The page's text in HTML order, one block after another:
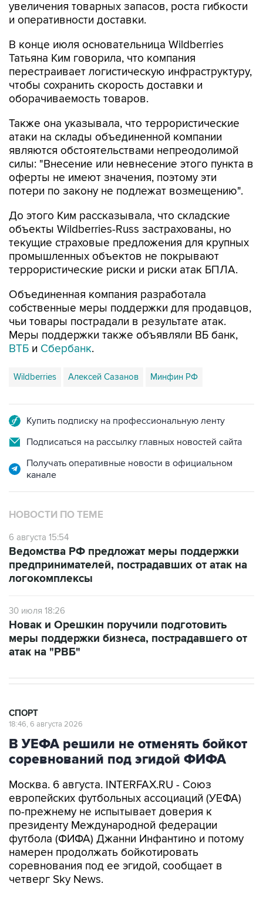
увеличения товарных запасов, роста гибкости
и оперативности доставки.
В конце июля основательница Wildberries
Татьяна Ким говорила, что компания
перестраивает логистическую инфраструктуру,
чтобы сохранить скорость доставки и
оборачиваемость товаров.
Также она указывала, что террористические
атаки на склады объединенной компании
являются обстоятельствами непреодолимой
силы: "Внесение или невнесение этого пункта в
оферты не имеют значения, поэтому эти
потери по закону не подлежат возмещению".
До этого Ким рассказывала, что складские
объекты Wildberries-Russ застрахованы, но
текущие страховые предложения для крупных
промышленных объектов не покрывают
террористические риски и риски атак БПЛА.
Объединенная компания разработала
собственные меры поддержки для продавцов,
чьи товары пострадали в результате атак.
Меры поддержки также объявляли ВБ банк,
ВТБ и Сбербанк.
Wildberries Алексей Сазанов Минфин РФ
Купить подписку на профессиональную ленту
Подписаться на рассылку главных новостей сайта
Получать оперативные новости в официальном
канале
НОВОСТИ ПО ТЕМЕ
6 августа 15:54
Ведомства РФ предложат меры поддержки
предпринимателей, пострадавших от атак на
логокомплексы
30 июля 18:26
Новак и Орешкин поручили подготовить
меры поддержки бизнеса, пострадавшего от
атак на "РВБ"
СПОРТ
18:46, 6 августа 2026
В УЕФА решили не отменять бойкот
соревнований под эгидой ФИФА
Москва. 6 августа. INTERFAX.RU - Союз
европейских футбольных ассоциаций (УЕФА)
по-прежнему не испытывает доверия к
президенту Международной федерации
футбола (ФИФА) Джанни Инфантино и потому
намерен продолжать бойкотировать
соревнования под ее эгидой, сообщает в
четверг Sky News.